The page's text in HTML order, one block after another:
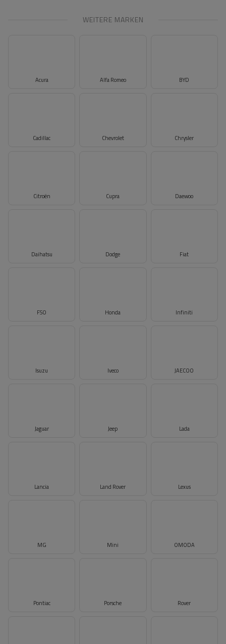
WEITERE MARKEN
Acura Alfa Romeo BYD
Cadillac Chevrolet Chrysler
Citroën Cupra Daewoo
Daihatsu Dodge Fiat
FSO Honda Infiniti
Isuzu Iveco JAECOO
Jaguar Jeep Lada
Lancia Land Rover Lexus
MG Mini OMODA
Pontiac Porsche Rover